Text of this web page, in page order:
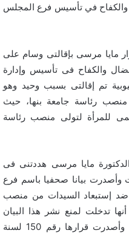
في تأسيس فرع المجلس
مايا مرسى بإقالتى وسام على
والكفاح فى تأسيس وإدارة
تم إقالتى بسبب وحيد وهو
رئاسة جامعة بنها، حيث
للمرأة لتولى منصب رئاسة
مايا مرسى هددتنى فى
وأصدرت بيانا صحفيا باسم فرع
ضد إستبعاد السيدات من منصب
تدخلت لمنع نشر هذا البيان
وحذفه من بعض المواقع الصحفية، وأصدرت قرارها رقم 150 لسنة